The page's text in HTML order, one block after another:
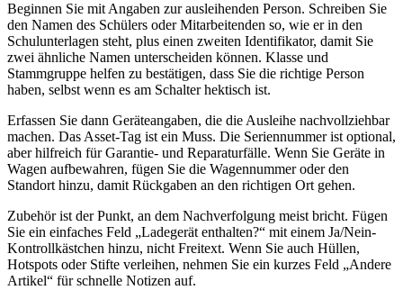
Beginnen Sie mit Angaben zur ausleihenden Person. Schreiben Sie
den Namen des Schülers oder Mitarbeitenden so, wie er in den
Schulunterlagen steht, plus einen zweiten Identifikator, damit Sie
zwei ähnliche Namen unterscheiden können. Klasse und
Stammgruppe helfen zu bestätigen, dass Sie die richtige Person
haben, selbst wenn es am Schalter hektisch ist.
Erfassen Sie dann Geräteangaben, die die Ausleihe nachvollziehbar
machen. Das Asset-Tag ist ein Muss. Die Seriennummer ist optional,
aber hilfreich für Garantie- und Reparaturfälle. Wenn Sie Geräte in
Wagen aufbewahren, fügen Sie die Wagennummer oder den
Standort hinzu, damit Rückgaben an den richtigen Ort gehen.
Zubehör ist der Punkt, an dem Nachverfolgung meist bricht. Fügen
Sie ein einfaches Feld „Ladegerät enthalten?“ mit einem Ja/Nein-
Kontrollkästchen hinzu, nicht Freitext. Wenn Sie auch Hüllen,
Hotspots oder Stifte verleihen, nehmen Sie ein kurzes Feld „Andere
Artikel“ für schnelle Notizen auf.